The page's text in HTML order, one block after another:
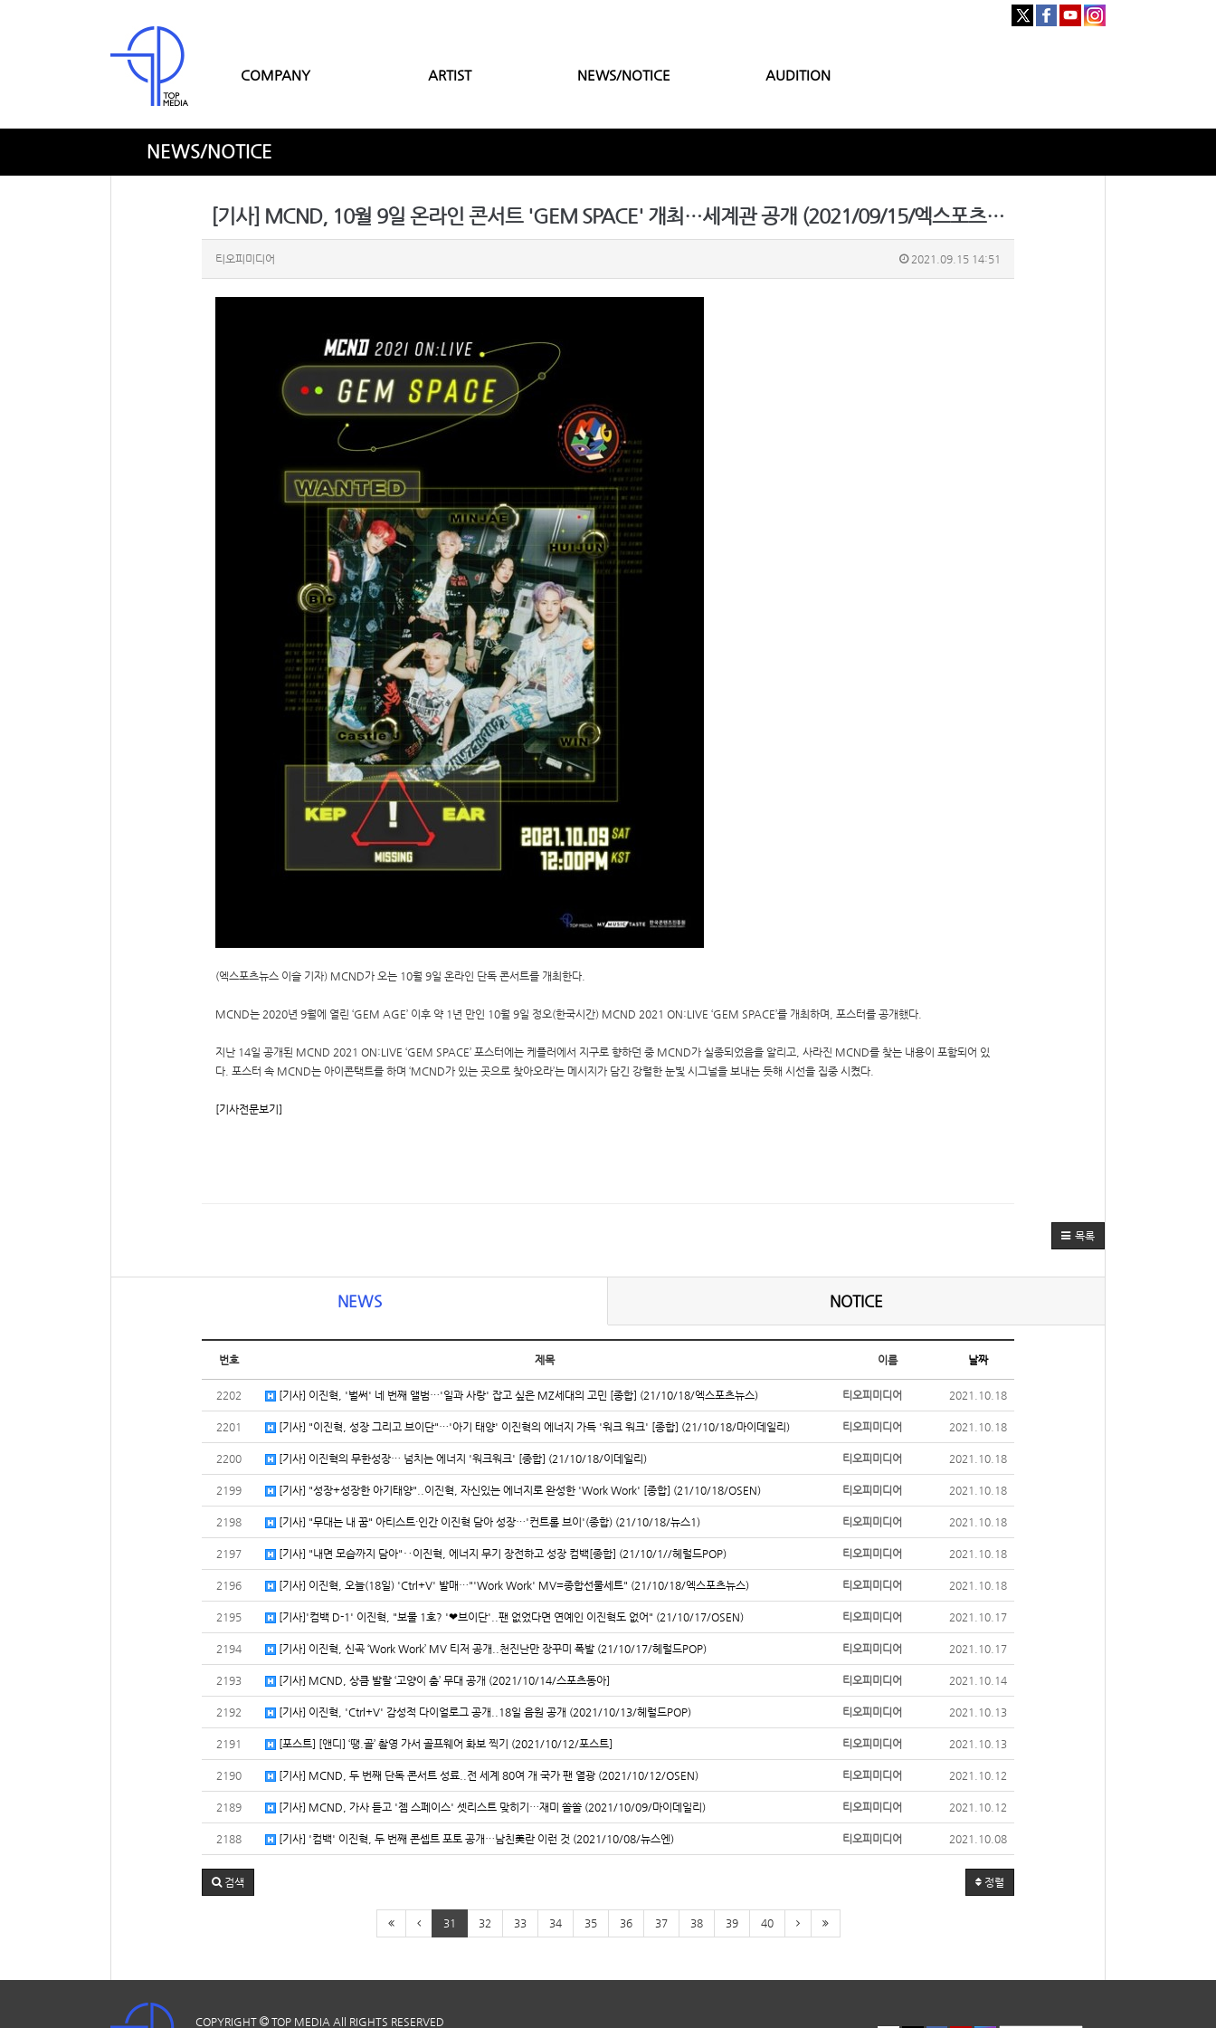
COMPANY ARTIST NEWS/NOTICE AUDITION
NEWS/NOTICE
[기사] MCND, 10월 9일 온라인 콘서트 'GEM SPACE' 개최…세계관 공개 (2021/09/15/엑스포츠뉴스)
티오피미디어 2021.09.15 14:51
(엑스포츠뉴스 이슬 기자) MCND가 오는 10월 9일 온라인 단독 콘서트를 개최한다.
MCND는 2020년 9월에 열린 ‘GEM AGE’ 이후 약 1년 만인 10월 9일 정오(한국시간) MCND 2021 ON:LIVE ‘GEM SPACE’를 개최하며, 포스터를 공개했다.
지난 14일 공개된 MCND 2021 ON:LIVE ‘GEM SPACE’ 포스터에는 케플러에서 지구로 향하던 중 MCND가 실종되었음을 알리고, 사라진 MCND를 찾는 내용이 포함되어 있
다. 포스터 속 MCND는 아이콘택트를 하며 ‘MCND가 있는 곳으로 찾아오라’는 메시지가 담긴 강렬한 눈빛 시그널을 보내는 듯해 시선을 집중 시켰다.
[기사전문보기]
목록
NEWS NOTICE
번호 제목 이름 날짜
2202 [기사] 이진혁, '벌써' 네 번째 앨범…'일과 사랑' 잡고 싶은 MZ세대의 고민 [종합] (21/10/18/엑스포츠뉴스) 티오피미디어 2021.10.18
2201 [기사] "이진혁, 성장 그리고 브이단"…'아기 태양' 이진혁의 에너지 가득 '워크 워크' [종합] (21/10/18/마이데일리) 티오피미디어 2021.10.18
2200 [기사] 이진혁의 무한성장… 넘치는 에너지 '워크워크' [종합] (21/10/18/이데일리) 티오피미디어 2021.10.18
2199 [기사] "성장+성장한 아기태양"..이진혁, 자신있는 에너지로 완성한 'Work Work' [종합] (21/10/18/OSEN) 티오피미디어 2021.10.18
2198 [기사] "무대는 내 꿈" 아티스트·인간 이진혁 담아 성장…'컨트롤 브이'(종합) (21/10/18/뉴스1) 티오피미디어 2021.10.18
2197 [기사] "내면 모습까지 담아"‥이진혁, 에너지 무기 장전하고 성장 컴백[종합] (21/10/1//헤럴드POP) 티오피미디어 2021.10.18
2196 [기사] 이진혁, 오늘(18일) 'Ctrl+V' 발매…"'Work Work' MV=종합선물세트" (21/10/18/엑스포츠뉴스) 티오피미디어 2021.10.18
2195 [기사]'컴백 D-1' 이진혁, "보물 1호? '❤︎브이단'..팬 없었다면 연예인 이진혁도 없어" (21/10/17/OSEN) 티오피미디어 2021.10.17
2194 [기사] 이진혁, 신곡 ‘Work Work’ MV 티저 공개..천진난만 장꾸미 폭발 (21/10/17/헤럴드POP) 티오피미디어 2021.10.17
2193 [기사] MCND, 상큼 발랄 ‘고양이 춤’ 무대 공개 (2021/10/14/스포츠동아] 티오피미디어 2021.10.14
2192 [기사] 이진혁, 'Ctrl+V' 감성적 다이얼로그 공개..18일 음원 공개 (2021/10/13/헤럴드POP) 티오피미디어 2021.10.13
2191 [포스트] [앤디] ‘땡.골’ 촬영 가서 골프웨어 화보 찍기 (2021/10/12/포스트] 티오피미디어 2021.10.13
2190 [기사] MCND, 두 번째 단독 콘서트 성료..전 세계 80여 개 국가 팬 열광 (2021/10/12/OSEN) 티오피미디어 2021.10.12
2189 [기사] MCND, 가사 듣고 '젬 스페이스' 셋리스트 맞히기…재미 쏠쏠 (2021/10/09/마이데일리) 티오피미디어 2021.10.12
2188 [기사] '컴백' 이진혁, 두 번째 콘셉트 포토 공개…남친美란 이런 것 (2021/10/08/뉴스엔) 티오피미디어 2021.10.08
정렬
검색
31 32 33 34 35 36 37 38 39 40
COPYRIGHT TOP MEDIA All RIGHTS RESERVED